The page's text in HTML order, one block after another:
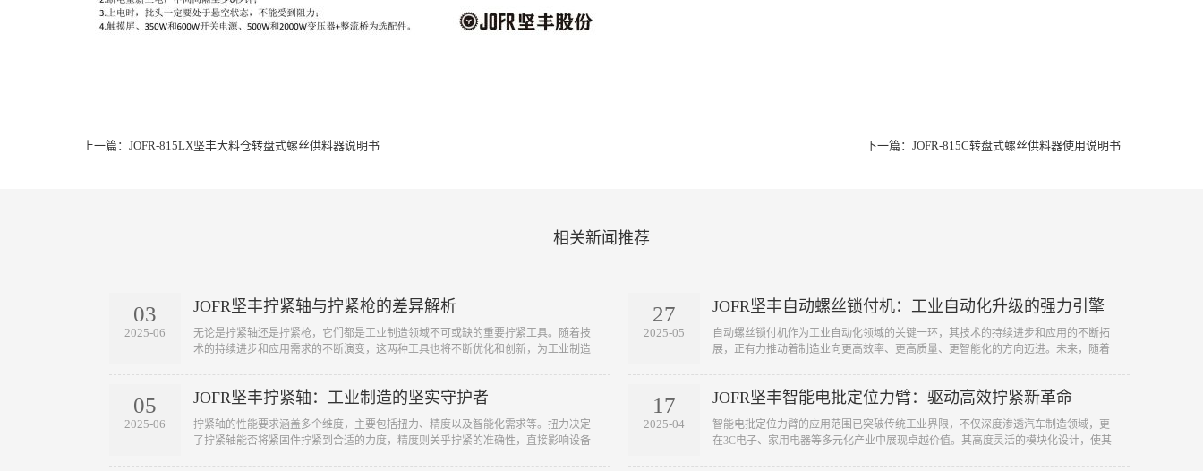
上一篇： JOFR-815LX坚丰大料仓转盘式螺丝供料器说明书 下一篇： JOFR-815C转盘式螺丝供料器使用说明书
相关新闻推荐
03
2025-06
JOFR坚丰拧紧轴与拧紧枪的差异解析
无论是拧紧轴还是拧紧枪，它们都是工业制造领域不可或缺的重要拧紧工具。随着技
术的持续进步和应用需求的不断演变，这两种工具也将不断优化和创新，为工业制造
05
2025-06
JOFR坚丰拧紧轴：工业制造的坚实守护者
拧紧轴的性能要求涵盖多个维度，主要包括扭力、精度以及智能化需求等。扭力决定
了拧紧轴能否将紧固件拧紧到合适的力度，精度则关乎拧紧的准确性，直接影响设备
27
2025-05
JOFR坚丰自动螺丝锁付机：工业自动化升级的强力引擎
自动螺丝锁付机作为工业自动化领域的关键一环，其技术的持续进步和应用的不断拓
展，正有力推动着制造业向更高效率、更高质量、更智能化的方向迈进。未来，随着
投资和应用先进的自动螺丝锁付技术，无疑是实现生产优化和提升竞争力的重要途
17
2025-04
JOFR坚丰智能电批定位力臂：驱动高效拧紧新革命
智能电批定位力臂的应用范围已突破传统工业界限，不仅深度渗透汽车制造领域，更
在3C电子、家用电器等多元化产业中展现卓越价值。其高度灵活的模块化设计，使其